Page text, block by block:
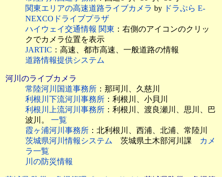
関東エリアの高速道路ライブカメラ by ドラぷら E-
NEXCOドライブプラザ
ハイウェイ交通情報 関東 ：右側のアイコンのクリッ
クでカメラ位置を表示
JARTIC ：高速、都市高速、一般道路の情報
道路情報提供システム
河川のライブカメラ
常陸河川国道事務所 ：那珂川、久慈川
利根川下流河川事務所 ：利根川、小貝川
利根川上流河川事務所 ：利根川、渡良瀬川、思川、巴
波川。 一覧
霞ヶ浦河川事務所 ：北利根川、西浦、北浦、常陸川
茨城県河川情報システム 茨城県土木部河川課
カメ
ラ一覧
川の防災情報